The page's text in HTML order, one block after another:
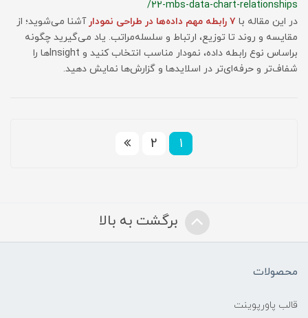
/22-mbs-data-chart-relationships
در این مقاله با ۷ رابطه مهم داده‌ها در طراحی نمودار
آشنا می‌شوید؛ از
مقایسه و روند تا توزیع، ارتباط و سلسله‌مراتب. یاد می‌گیرید چگونه
براساس نوع رابطه داده، نمودار مناسب انتخاب کنید و Insightها را
شفاف‌تر و حرفه‌ای‌تر در اسلایدها و گزارش‌ها نمایش دهید.
1
2
برگشت به بالا
محصولات
قالب پاورپوینت